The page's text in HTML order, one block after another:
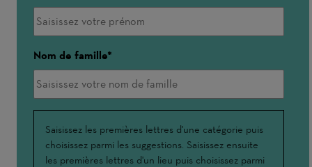
Nom de famille
Interessé(e)
par
Saisissez les premières lettres d'une catégorie puis
choisissez parmi les suggestions. Saisissez ensuite
les premières lettres d'un lieu puis choisissez parmi